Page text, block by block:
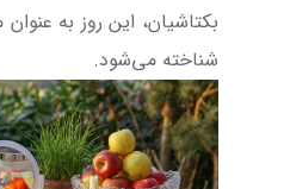
بکتاشیان، این روز به
شناخته می‌شود.